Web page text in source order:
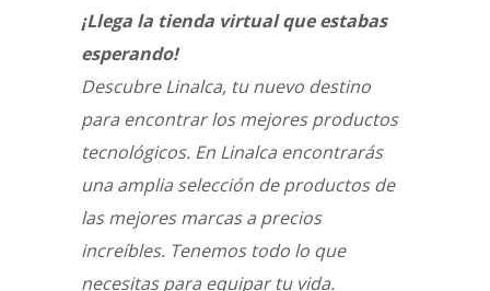
¡Llega la tienda virtual que estabas
esperando!
Descubre Linalca, tu nuevo destino
para encontrar los mejores productos
tecnológicos. En Linalca encontrarás
una amplia selección de productos de
las mejores marcas a precios
increíbles. Tenemos todo lo que
necesitas para equipar tu vida.